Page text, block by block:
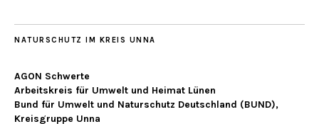
NATURSCHUTZ IM KREIS UNNA
AGON Schwerte
Arbeitskreis für Umwelt und Heimat Lünen
Bund für Umwelt und Naturschutz Deutschland (BUND),
Kreisgruppe Unna